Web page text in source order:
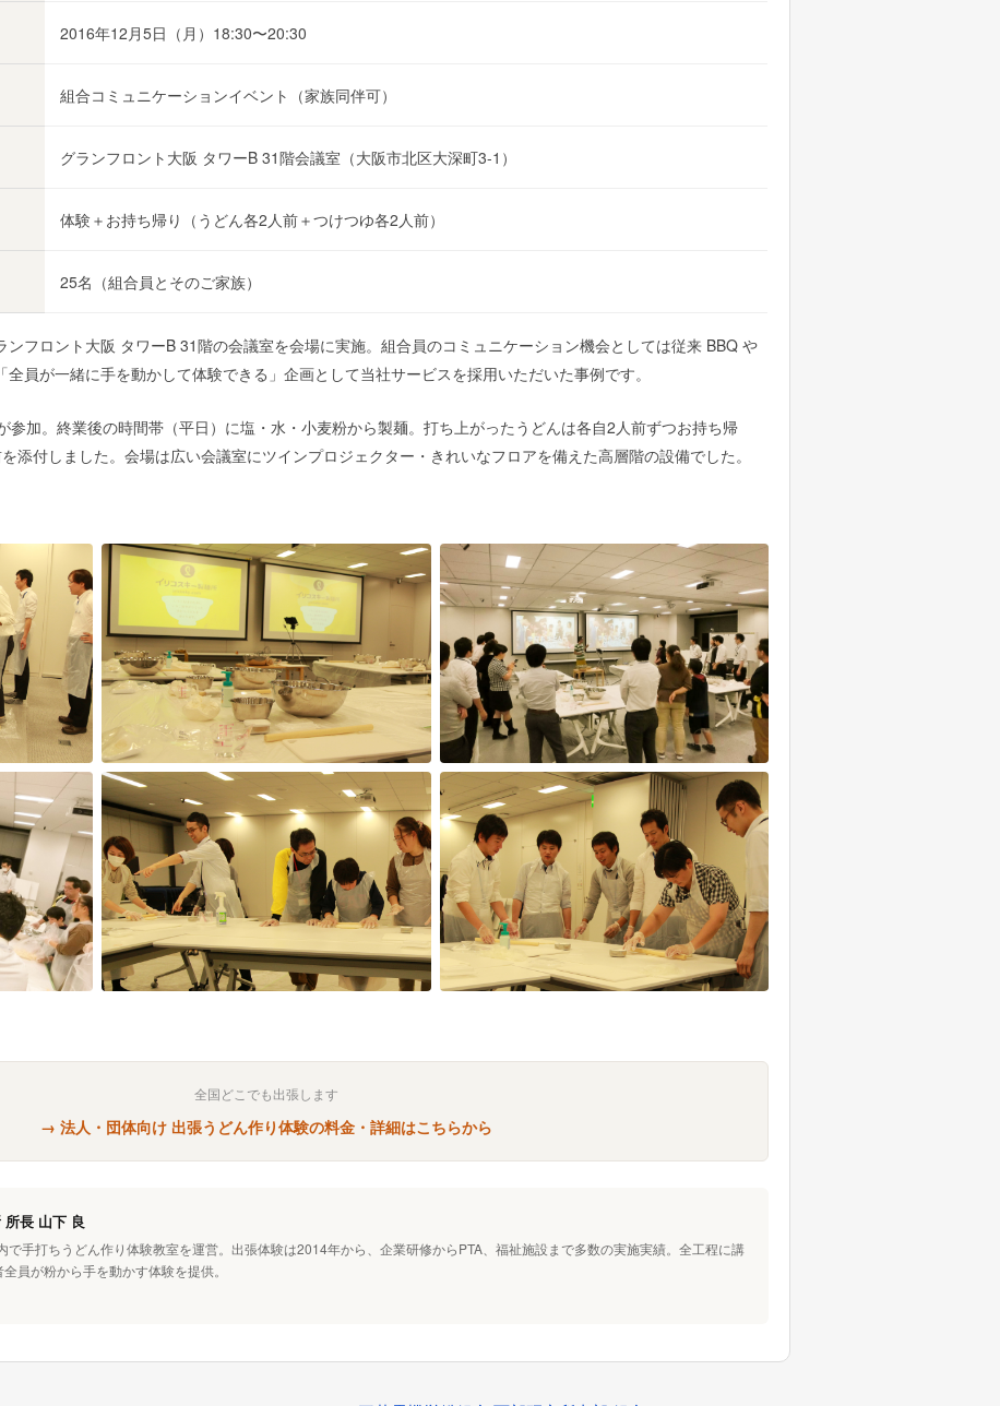
2016年12月5日（月）18:30〜20:30
組合コミュニケーションイベント（家族同伴可）
グランフロント大阪 タワーB 31階会議室（大阪市北区大深町3-1）
体験＋お持ち帰り（うどん各2人前＋つけつゆ各2人前）
25名（組合員とそのご家族）
ンフロント大阪 タワーB 31階の会議室を会場に実施。組合員のコミュニケーション機会としては従来 BBQ や
員が一緒に手を動かして体験できる」企画として当社サービスを採用いただいた事例です。
参加。終業後の時間帯（平日）に塩・水・小麦粉から製麺。打ち上がったうどんは各自2人前ずつお持ち帰
添付しました。会場は広い会議室にツインプロジェクター・きれいなフロアを備えた高層階の設備でした。
全国どこでも出張します
→ 法人・団体向け 出張うどん作り体験の料金・詳細はこちらから
所長 山下 良
で手打ちうどん作り体験教室を運営。出張体験は2014年から、企業研修からPTA、福祉施設まで多数の実施実績。全工程に講
員が粉から手を動かす体験を提供。